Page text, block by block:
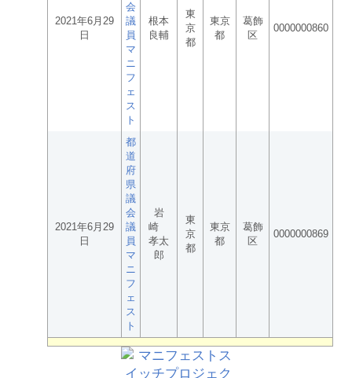
2021年6月29
日
会
議
員
マ
ニ
フ
ェ
ス
ト
根本
良輔
東
京
都
東京
都
葛飾
区
0000000860
2021年6月29
日
都
道
府
県
議
会
議
員
マ
ニ
フ
ェ
ス
ト
岩
崎
孝太
郎
東
京
都
東京
都
葛飾
区
0000000869